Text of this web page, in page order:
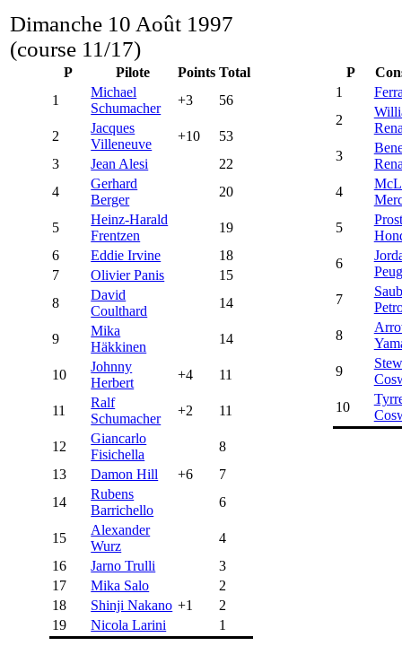
Dimanche 10 Août 1997
(course 11/17)
P Pilote Points Total
1
Michael
Schumacher
+3 56
2
Jacques
Villeneuve
+10
53
3
Jean Alesi
22
4
Gerhard
Berger
20
5
Heinz-Harald
Frentzen
19
6
Eddie Irvine
18
7
Olivier Panis
15
8
David
Coulthard
14
9
Mika
Häkkinen
14
10
Johnny
Herbert
+4 11
11
Ralf
Schumacher
+2 11
12
Giancarlo
Fisichella
8
13
Damon Hill +6
7
14
Rubens
Barrichello
6
15
Alexander
Wurz
4
16
Jarno Trulli
3
17
Mika Salo
2
18
Shinji Nakano +1
2
19
Nicola Larini 1
P
1
2
3
4
5
Prost
6
7
8
9
10